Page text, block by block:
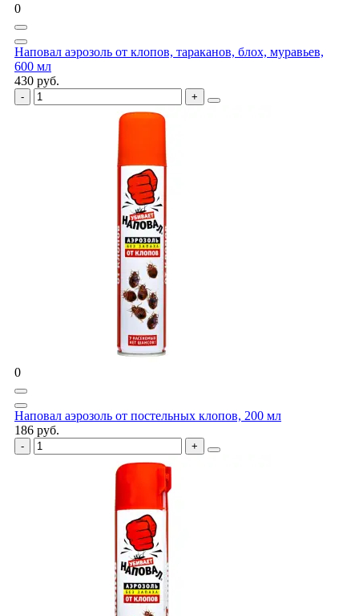
0
Наповал аэрозоль от клопов, тараканов, блох, муравьев,
600 мл
430 руб.
0
Наповал аэрозоль от постельных клопов, 200 мл
186 руб.